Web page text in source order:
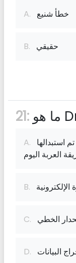
A. خطأ شنيع
B. حقيقي
21:
A.
العربة اليوم
B.
C.
D. البيانات